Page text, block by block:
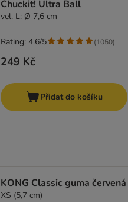
Chuckit! Ultra Ball
vel. L: Ø 7,6 cm
249 Kč
Rating: 4.6/5 (1050)
Přidat do košíku
KONG Classic guma červená
XS (5,7 cm)